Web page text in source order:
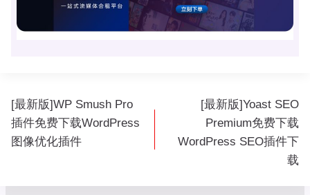
文
章
导
[最新版]WP Smush Pro
插件免费下载WordPress
图像优化插件
[最新版]Yoast SEO
Premium免费下载
WordPress SEO插件下
载